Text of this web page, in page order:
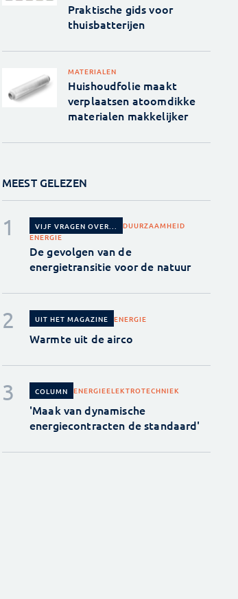
Praktische gids voor
thuisbatterijen
MATERIALEN
Huishoudfolie maakt
verplaatsen atoomdikke
materialen makkelijker
MEEST GELEZEN
VIJF VRAGEN OVER...
DUURZAAMHEID
ENERGIE
De gevolgen van de
energietransitie voor de natuur
UIT HET MAGAZINE ENERGIE
Warmte uit de airco
COLUMN ENERGIEELEKTROTECHNIEK
'Maak van dynamische
energiecontracten de standaard'